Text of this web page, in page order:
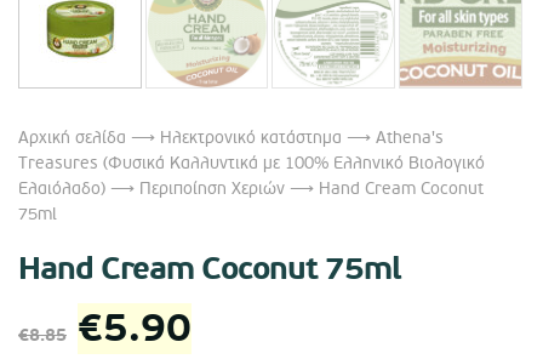
Αρχική σελίδα ⟶ Ηλεκτρονικό κατάστημα ⟶ Athena's
Treasures (Φυσικά Καλλυντικά με 100% Ελληνικό Βιολογικό
Ελαιόλαδο) ⟶ Περιποίηση Χεριών ⟶ Hand Cream Coconut
75ml
Hand Cream Coconut 75ml
€8.85 Original
€5.90